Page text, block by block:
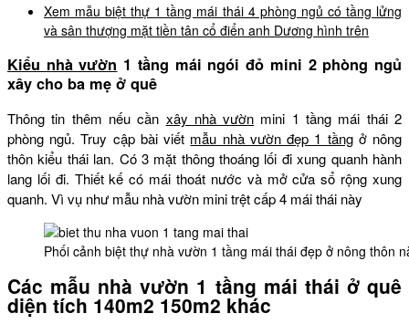
Xem mẫu biệt thự 1 tầng mái thái 4 phòng ngủ có tầng lửng
và sân thượng mặt tiền tân cổ điển anh Dương hình trên
Kiểu nhà vườn 1 tầng mái ngói đỏ mini 2 phòng ngủ
xây cho ba mẹ ở quê
Thông tin thêm nếu cần xây nhà vườn mini 1 tầng mái thái 2
phòng ngủ. Truy cập bài viết mẫu nhà vườn đẹp 1 tầngở nông
thôn kiểu thái lan. Có 3 mặt thông thoáng lối đi xung quanh hành
lang lối đi. Thiết kế có mái thoát nước và mở cửa sổ rộng xung
quanh. Vì vụ như mẫu nhà vườn mini trệt cấp 4 mái thái này
Phối cảnh biệt thự nhà vườn 1 tầng mái thái đẹp ở nông thôn
Các mẫu nhà vườn 1 tầng mái thái ở quê
diện tích 140m2 150m2 khác